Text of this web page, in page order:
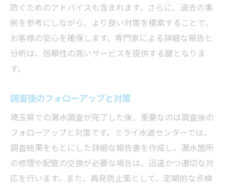
防ぐためのアドバイスも含まれます。さらに、過去の事
例を参考にしながら、より良い対策を模索することで、
お客様の安心を確保します。専門家による詳細な報告と
分析は、信頼性の高いサービスを提供する鍵となりま
す。
調査後のフォローアップと対策
埼玉県での漏水調査が完了した後、重要なのは調査後の
フォローアップと対策です。ミライ水道センターでは、
調査結果をもとにした詳細な報告書を作成し、漏水箇所
の修理や配管の交換が必要な場合は、迅速かつ適切な対
応を行います。また、再発防止策として、定期的な点検